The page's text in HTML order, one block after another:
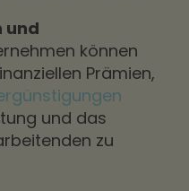
und
können
Prämien,
und das
zu